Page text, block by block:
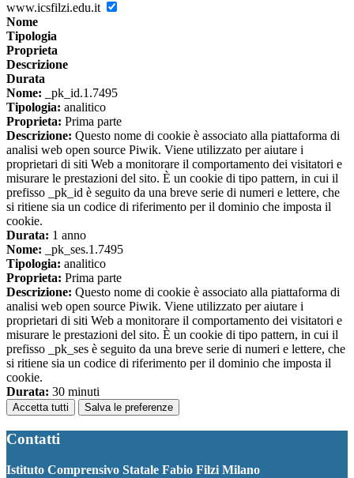
www.icsfilzi.edu.it
Nome
Tipologia
Proprieta
Descrizione
Durata
Nome: _pk_id.1.7495
Tipologia: analitico
Proprieta: Prima parte
Descrizione: Questo nome di cookie è associato alla piattaforma di
analisi web open source Piwik. Viene utilizzato per aiutare i
proprietari di siti Web a monitorare il comportamento dei visitatori e
misurare le prestazioni del sito. È un cookie di tipo pattern, in cui il
prefisso _pk_id è seguito da una breve serie di numeri e lettere, che
si ritiene sia un codice di riferimento per il dominio che imposta il
cookie.
Durata: 1 anno
Nome: _pk_ses.1.7495
Tipologia: analitico
Proprieta: Prima parte
Descrizione: Questo nome di cookie è associato alla piattaforma di
analisi web open source Piwik. Viene utilizzato per aiutare i
proprietari di siti Web a monitorare il comportamento dei visitatori e
misurare le prestazioni del sito. È un cookie di tipo pattern, in cui il
prefisso _pk_ses è seguito da una breve serie di numeri e lettere, che
si ritiene sia un codice di riferimento per il dominio che imposta il
cookie.
Durata: 30 minuti
Accetta tutti Salva le preferenze
Contatti
Istituto Comprensivo Statale Fabio Filzi Milano